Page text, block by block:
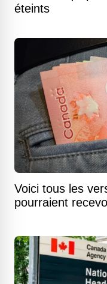
éteints
Voici tous les
pourraient